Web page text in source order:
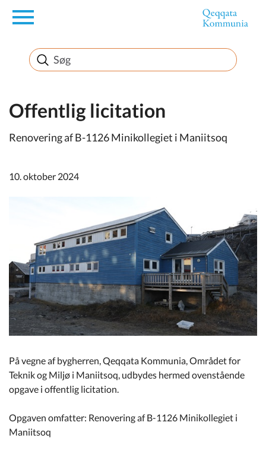
en
Borger
Erhverv
Politik
Turisme
Selvbetjening
Kommuneplan
Om Kommunen
Offentlig licitation
Renovering af B-1126 Minikollegiet i Maniitsoq
10. oktober 2024
På vegne af bygherren, Qeqqata Kommunia, Området for
Teknik og Miljø i Maniitsoq, udbydes hermed ovenstående
opgave i offentlig licitation.
Opgaven omfatter: Renovering af B-1126 Minikollegiet i
Maniitsoq